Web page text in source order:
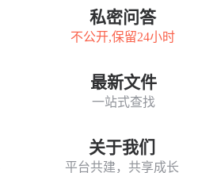
私密问答
不公开,保留24小时
最新文件
一站式查找
关于我们
平台共建，共享成长